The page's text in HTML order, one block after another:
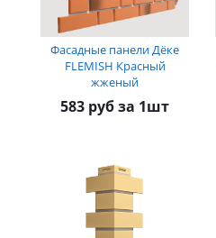
Фасадные панели Дёке
FLEMISH Красный
жженый
583 руб за 1шт